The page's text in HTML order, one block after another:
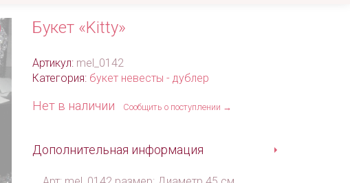
Букет «Kitty»
Артикул: mel_0142
Категория: букет невесты - дублер
Нет в наличии Сообщить о поступлении →
Дополнительная информация